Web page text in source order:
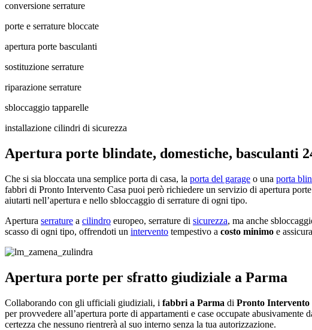
conversione serrature
porte e serrature bloccate
apertura porte basculanti
sostituzione serrature
riparazione serrature
sbloccaggio tapparelle
installazione cilindri di sicurezza
Apertura porte blindate, domestiche, basculanti
Che si sia bloccata una semplice porta di casa, la porta del garage o una porta
fabbri di Pronto Intervento Casa puoi però richiedere un servizio di apertura porte
aiutarti nell’apertura e nello sbloccaggio di serrature di ogni tipo.
Apertura serrature a cilindro europeo, serrature di sicurezza, ma anche
scasso di ogni tipo, offrendoti un intervento tempestivo a costo minimo e
Apertura porte per sfratto giudiziale a Parma
Collaborando con gli ufficiali giudiziali, i fabbri a Parma di Pronto Intervento
per provvedere all’apertura porte di appartamenti e case occupate
certezza che nessuno rientrerà al suo interno senza la tua autorizzazione.